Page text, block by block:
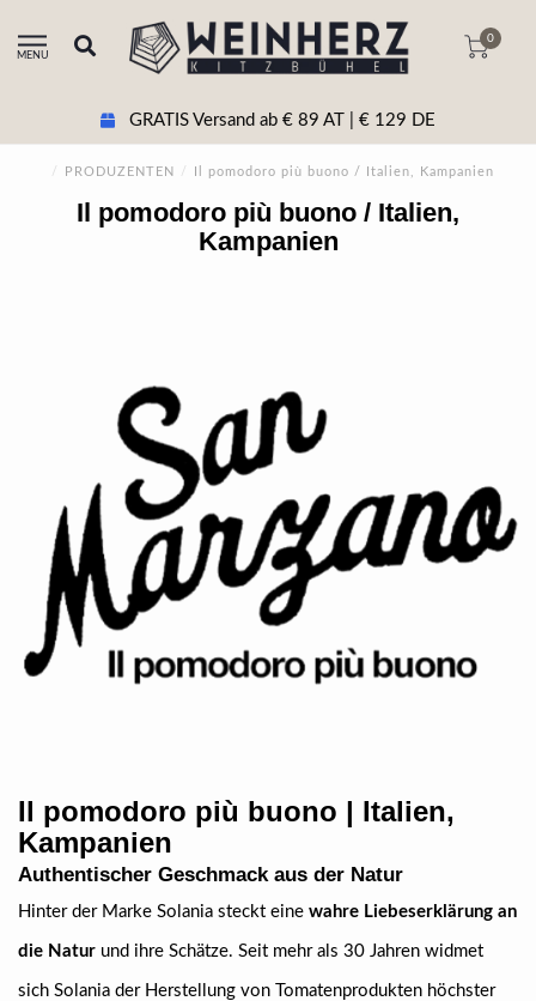
MENU
0
GRATIS Versand ab € 89 AT | € 129 DE
/ PRODUZENTEN / Il pomodoro più buono / Italien, Kampanien
Il pomodoro più buono / Italien,
Kampanien
Il pomodoro più buono | Italien,
Kampanien
Authentischer Geschmack aus der Natur
Hinter der Marke Solania steckt eine wahre Liebeserklärung an
die Natur und ihre Schätze. Seit mehr als 30 Jahren widmet
sich Solania der Herstellung von Tomatenprodukten höchster